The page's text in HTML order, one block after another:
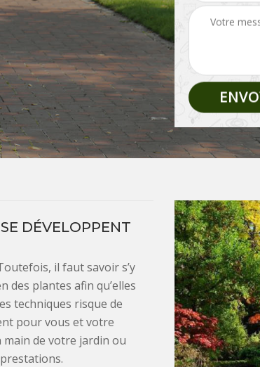
DÉVELOPPENT
il faut savoir s’y
des plantes afin qu’elles
techniques risque de
pour vous et votre
de votre jardin ou